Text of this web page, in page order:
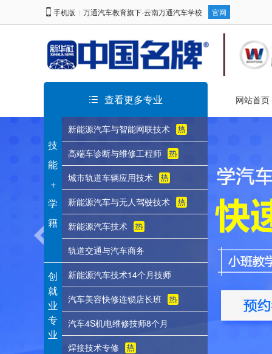
手机版 | 万通汽车教育旗下-云南万通汽车学校 官网
查看更多专业
技
能
+
学
籍
创
就
业
专
业
新能源汽车与智能网联技术
高端车诊断与维修工程师
城市轨道车辆应用技术
新能源汽车与无人驾驶技术
新能源汽车技术
轨道交通与汽车商务
新能源汽车技术14个月技师
汽车美容快修连锁店长班
汽车4S机电维修技师8个月
焊接技术专修
网站首页
学籍注册报名，招生进行中！